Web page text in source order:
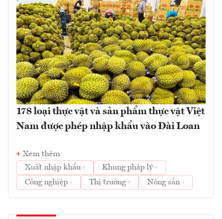
178 loại thực vật và sản phẩm thực vật Việt
Nam được phép nhập khẩu vào Đài Loan
Xem thêm
Xuất nhập khẩu
Khung pháp lý
Công nghiệp
Thị trường Nông sản